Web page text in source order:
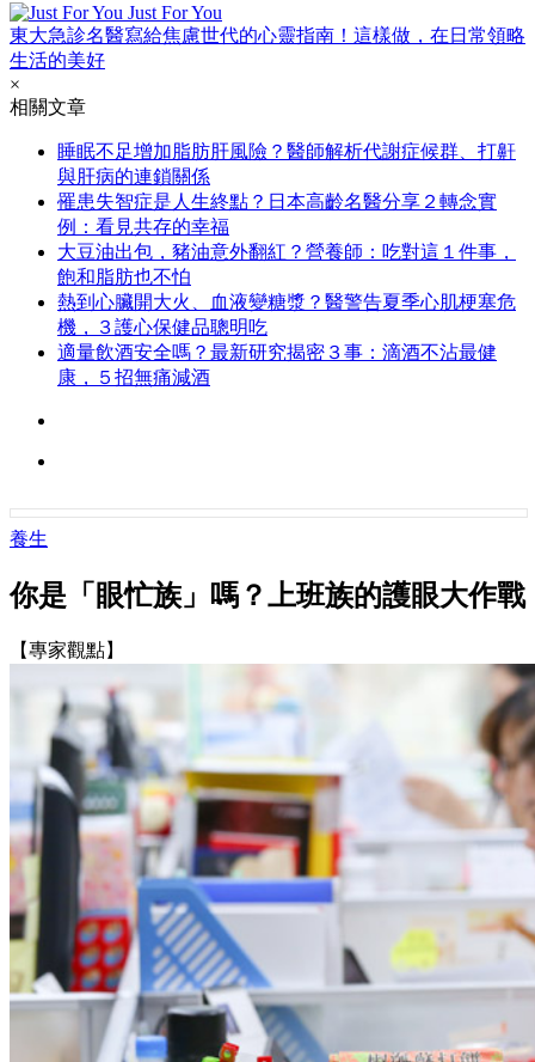
Just For You
東大急診名醫寫給焦慮世代的心靈指南！這樣做，在日常領略
生活的美好
×
相關文章
睡眠不足增加脂肪肝風險？醫師解析代謝症候群、打鼾
與肝病的連鎖關係
罹患失智症是人生終點？日本高齡名醫分享２轉念實
例：看見共存的幸福
大豆油出包，豬油意外翻紅？營養師：吃對這１件事，
飽和脂肪也不怕
熱到心臟開大火、血液變糖漿？醫警告夏季心肌梗塞危
機，３護心保健品聰明吃
適量飲酒安全嗎？最新研究揭密３事：滴酒不沾最健
康，５招無痛減酒
養生
你是「眼忙族」嗎？上班族的護眼大作戰
【專家觀點】